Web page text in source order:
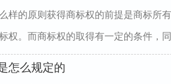
样的原则获得商标权的前提是商标所
权。而商标权的取得有一定的条件，
怎么规定的